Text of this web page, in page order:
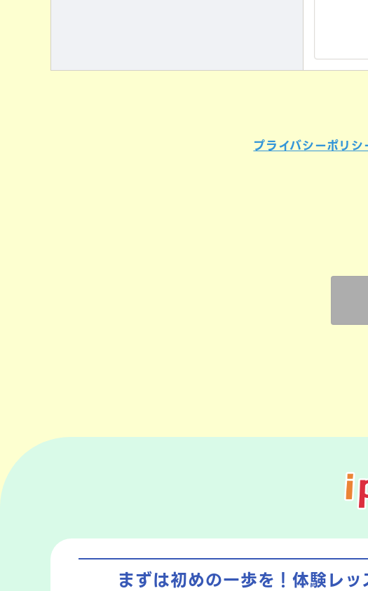
プライバシーポリシ
まずは初めの一歩を！体験レッ